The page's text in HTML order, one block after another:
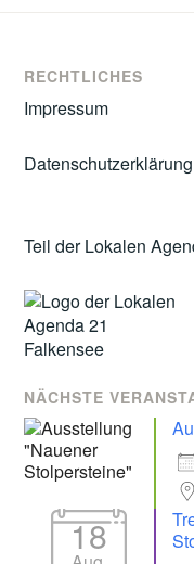
RECHTLICHES
Impressum
Datenschutzerklärung
Teil der Lokalen
NÄCHSTE
18